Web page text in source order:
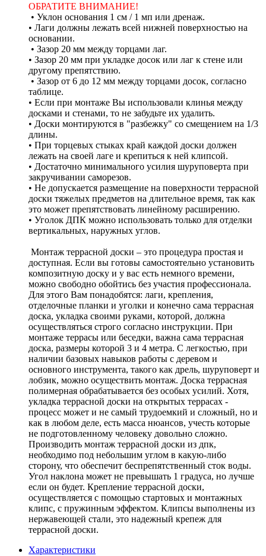
ОБРАТИТЕ ВНИМАНИЕ!
• Уклон основания 1 см / 1 мп или дренаж.
• Лаги должны лежать всей нижней поверхностью на
основании.
• Зазор 20 мм между торцами лаг.
• Зазор 20 мм при укладке досок или лаг к стене или
другому препятствию.
• Зазор от 6 до 12 мм между торцами досок, согласно
таблице.
• Если при монтаже Вы использовали клинья между
досками и стенами, то не забудьте их удалить.
• Доски монтируются в "разбежку" со смещением на 1/3
длины.
• При торцевых стыках край каждой доски должен
лежать на своей лаге и крепиться к ней клипсой.
• Достаточно минимального усилия шуруповерта при
закручивании саморезов.
• Не допускается размещение на поверхности террасной
доски тяжелых предметов на длительное время, так как
это может препятствовать линейному расширению.
• Уголок ДПК можно использовать только для отделки
вертикальных, наружных углов.
Монтаж террасной доски – это процедура простая и
доступная. Если вы готовы самостоятельно установить
композитную доску и у вас есть немного времени,
можно свободно обойтись без участия профессионала.
Для этого Вам понадобятся: лаги, крепления,
отделочные планки и уголки и конечно сама террасная
доска, укладка своими руками, которой, должна
осуществляться строго согласно инструкции. При
монтаже террасы или беседки, важна сама террасная
доска, размеры которой 3 и 4 метра. С легкостью, при
наличии базовых навыков работы с деревом и
основного инструмента, такого как дрель, шуруповерт и
лобзик, можно осуществить монтаж. Доска террасная
полимерная обрабатывается без особых усилий. Хотя,
укладка террасной доски на открытых террасах -
процесс может и не самый трудоемкий и сложный, но и
как в любом деле, есть масса нюансов, учесть которые
не подготовленному человеку довольно сложно.
Производить монтаж террасной доски из дпк,
необходимо под небольшим углом в какую-либо
сторону, что обеспечит беспрепятственный сток воды.
Угол наклона может не превышать 1 градуса, но лучше
если он будет. Крепление террасной доски,
осуществляется с помощью стартовых и монтажных
клипс, с пружинным эффектом. Клипсы выполнены из
нержавеющей стали, это надежный крепеж для
террасной доски.
Характеристики